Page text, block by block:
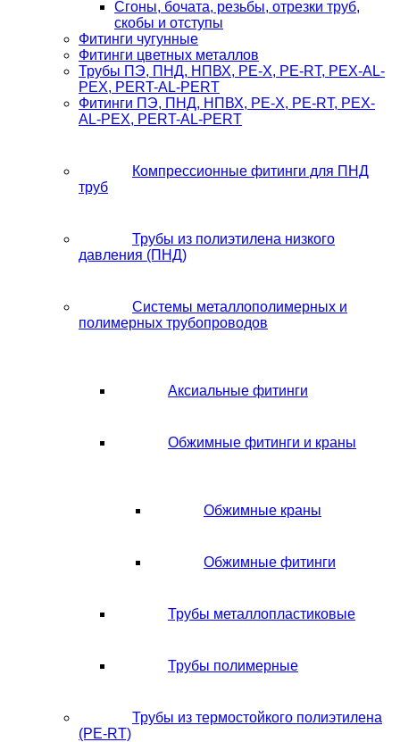
Сгоны, бочата, резьбы, отрезки труб,
скобы и отступы
Фитинги чугунные
Фитинги цветных металлов
Трубы ПЭ, ПНД, НПВХ, PE-X, PE-RT, PEX-AL-
PEX, PERT-AL-PERT
Фитинги ПЭ, ПНД, НПВХ, PE-X, PE-RT, PEX-
AL-PEX, PERT-AL-PERT
Компрессионные фитинги для ПНД
труб
Трубы из полиэтилена низкого
давления (ПНД)
Системы металлополимерных и
полимерных трубопроводов
Аксиальные фитинги
Обжимные фитинги и краны
Обжимные краны
Обжимные фитинги
Трубы металлопластиковые
Трубы полимерные
Трубы из термостойкого полиэтилена
(PE-RT)